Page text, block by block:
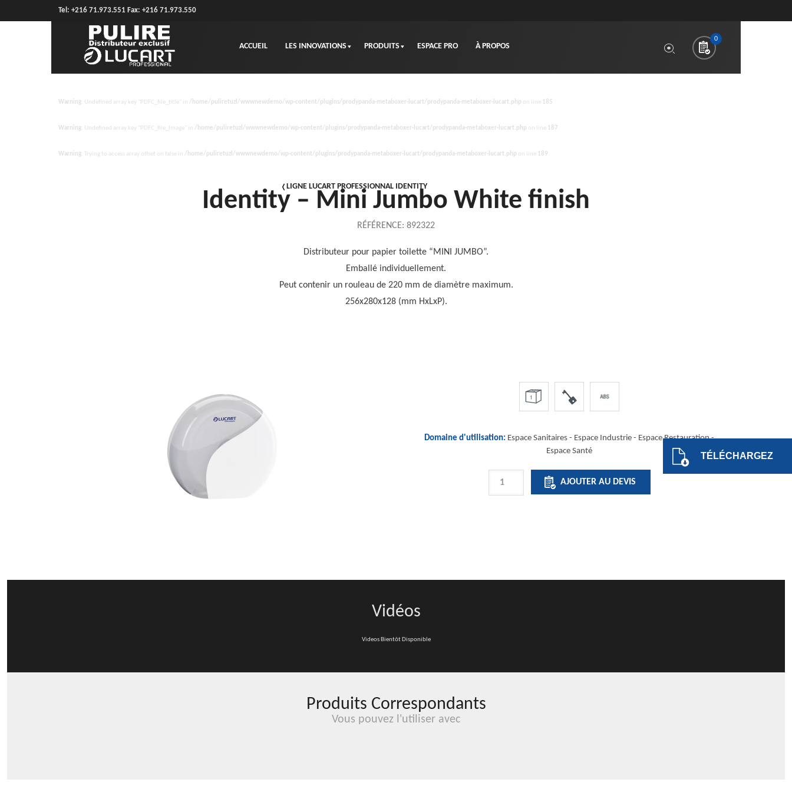
Tel: +216 71.973.551 Fax: +216 71.973.550
0
ACCUEIL LES INNOVATIONS PRODUITS ESPACE PRO À PROPOS
Warning : Undefined array key "PDFC_file_title" in /home/puliretuzl/wwwnewdemo/wp-content/plugins/prodypanda-metaboxer-lucart/prodypanda-metaboxer-lucart.php on line 185
Warning : Undefined array key "PDFC_file_Image" in /home/puliretuzl/wwwnewdemo/wp-content/plugins/prodypanda-metaboxer-lucart/prodypanda-metaboxer-lucart.php on line 187
Warning : Trying to access array offset on false in /home/puliretuzl/wwwnewdemo/wp-content/plugins/prodypanda-metaboxer-lucart/prodypanda-metaboxer-lucart.php on line 189
TÉLÉCHARGEZ
LIGNE LUCART PROFESSIONNAL IDENTITY
Identity – Mini Jumbo White finish
RÉFÉRENCE: 892322
Distributeur pour papier toilette “MINI JUMBO”.
Emballé individuellement.
Peut contenir un rouleau de 220 mm de diamètre maximum.
256x280x128 (mm HxLxP).
Domaine d'utilisation: Espace Sanitaires - Espace Industrie - Espace Restauration-
Espace Santé
QUANTITÉ
AJOUTER AU DEVIS
Vidéos
Videos Bientôt Disponible
Produits Correspondants
Vous pouvez l'utiliser avec